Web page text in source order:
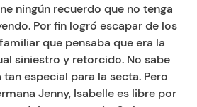
ningún recuerdo que no tenga
Por fin logró escapar de los
que pensaba que era la
siniestro y retorcido. No sabe
especial para la secta. Pero
Jenny, Isabelle es libre por